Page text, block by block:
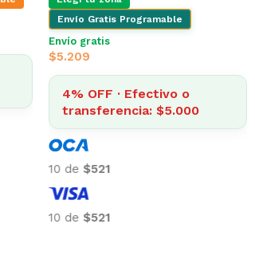
Envío gratis desde $2.500
$2.058
4% OFF · Efectivo o
transferencia: $1.976
10 de$206
10 de$206